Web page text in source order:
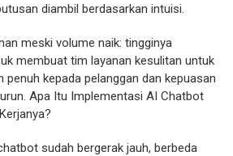
diambil berdasarkan intuisi.
meski volume naik: tingginya
membuat tim layanan kesulitan untuk
penuh kepada pelanggan dan kepuasan
Apa Itu Implementasi AI Chatbot
sudah bergerak jauh, berbeda